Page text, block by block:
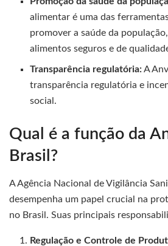
alimentar é uma das
promover a saúde da
alimentos seguros e de
Transparência regulatória:A
transparência regulatória e
social.
Qual é a função da
Brasil?
A Agência Nacional de Vigilância
desempenha um papel crucial na
no Brasil. Suas principais
Regulação e Controle de